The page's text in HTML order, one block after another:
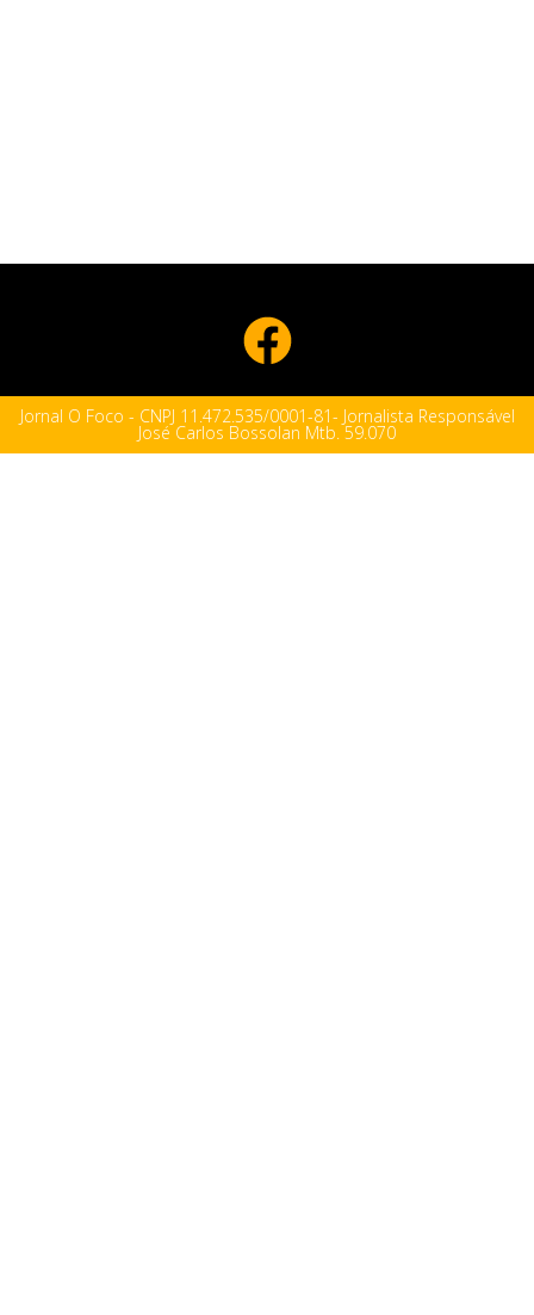
Jornal O Foco - CNPJ 11.472.535/0001-81- Jornalista Responsável
José Carlos Bossolan Mtb. 59.070